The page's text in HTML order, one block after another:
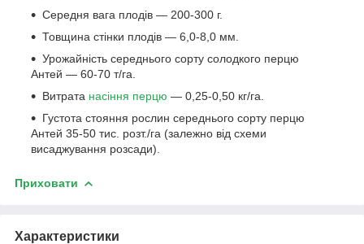
Середня вага плодів — 200-300 г.
Товщина стінки плодів — 6,0-8,0 мм.
Урожайність середнього сорту солодкого перцю
Антей — 60-70 т/га.
Витрата насіння перцю — 0,25-0,50 кг/га.
Густота стояння рослин середнього сорту перцю
Антей 35-50 тис. розт./га (залежно від схеми
висаджування розсади).
Приховати
Характеристики